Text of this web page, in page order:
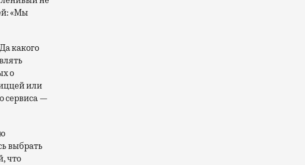
«Мы
какого
о
или
сервиса —
выбрать
что